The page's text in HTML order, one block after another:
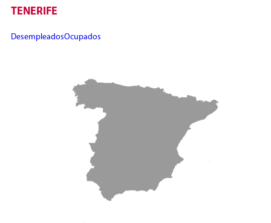
TENERIFE
DesempleadosOcupados